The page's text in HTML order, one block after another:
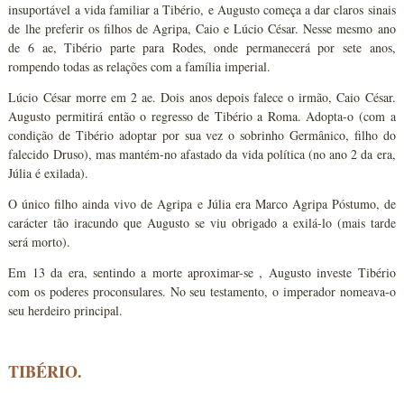
insuportável a vida familiar a Tibério, e Augusto começa a dar claros sinais
de lhe preferir os filhos de Agripa, Caio e Lúcio César. Nesse mesmo ano
de 6 ae, Tibério parte para Rodes, onde permanecerá por sete anos,
rompendo todas as relações com a família imperial.
Lúcio César morre em 2 ae. Dois anos depois falece o irmão, Caio César.
Augusto permitirá então o regresso de Tibério a Roma. Adopta-o (com a
condição de Tibério adoptar por sua vez o sobrinho Germânico, filho do
falecido Druso), mas mantém-no afastado da vida política (no ano 2 da era,
Júlia é exilada).
O único filho ainda vivo de Agripa e Júlia era Marco Agripa Póstumo, de
carácter tão iracundo que Augusto se viu obrigado a exilá-lo (mais tarde
será morto).
Em 13 da era, sentindo a morte aproximar-se , Augusto investe Tibério
com os poderes proconsulares. No seu testamento, o imperador nomeava-o
seu herdeiro principal.
TIBÉRIO.